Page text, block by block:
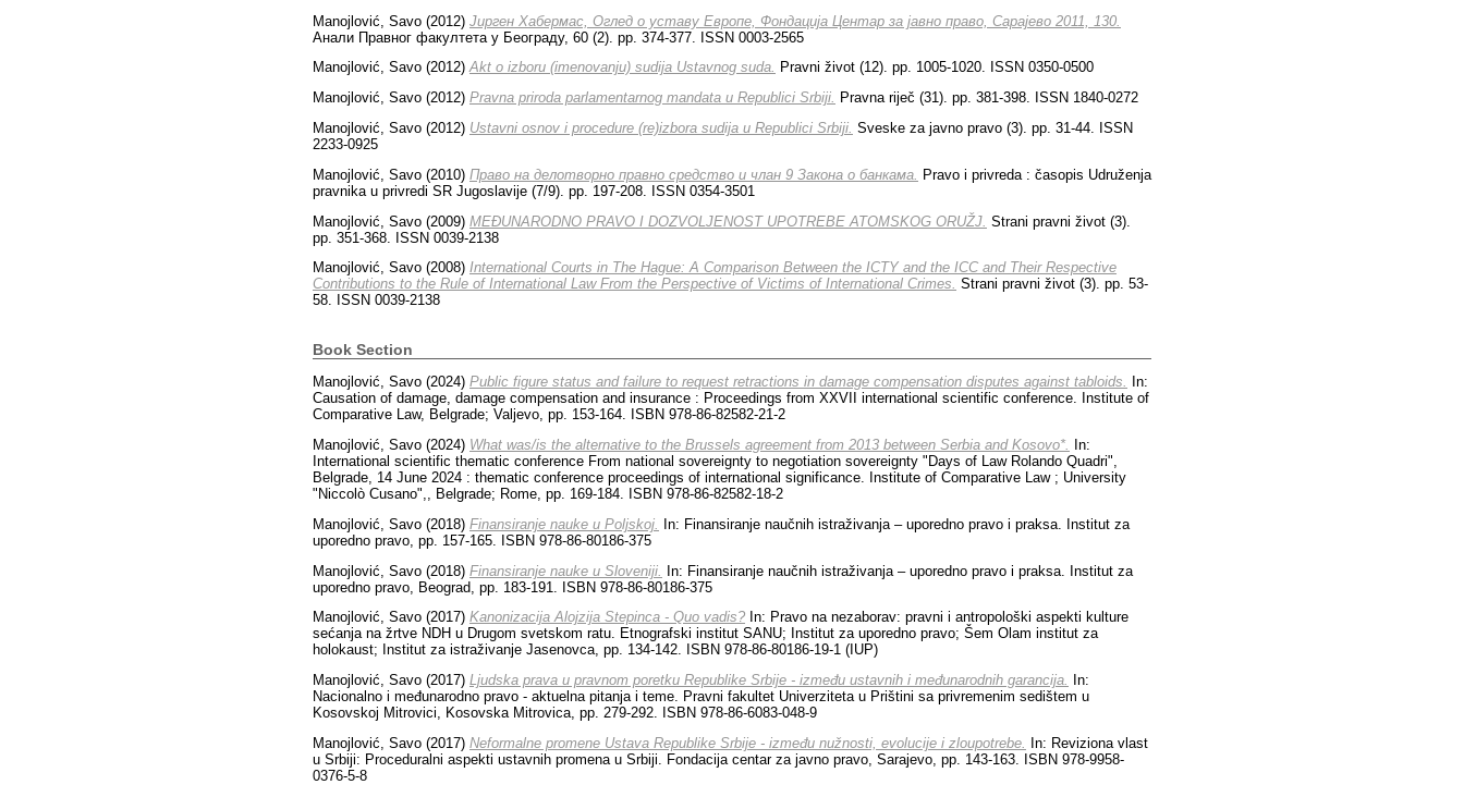
Manojlović, Savo (2012) Јирген Хабермас, Оглед о уставу Европе, Фондација Центар за јавно право, Сарајево 2011, 130.
Анали Правног факултета у Београду, 60 (2). pp. 374-377. ISSN 0003-2565
Manojlović, Savo (2012)Akt o izboru (imenovanju) sudija Ustavnog suda. Pravni život (12). pp. 1005-1020. ISSN 0350-0500
Manojlović, Savo (2012) Pravna priroda parlamentarnog mandata u Republici Srbiji. Pravna riječ (31). pp. 381-398. ISSN 1840-0272
Manojlović, Savo (2012) Ustavni osnov i procedure (re)izbora sudija u Republici Srbiji. Sveske za javno pravo (3). pp. 31-44. ISSN
2233-0925
Manojlović, Savo (2010) Право на делотворно правно средство и члан 9 Закона о банкама. Pravo i privreda : časopis Udruženja
pravnika u privredi SR Jugoslavije (7/9). pp. 197-208. ISSN 0354-3501
Manojlović, Savo (2009) MEĐUNARODNO PRAVO I DOZVOLJENOST UPOTREBE ATOMSKOG ORUŽJ. Strani pravni život (3).
pp. 351-368. ISSN 0039-2138
Manojlović, Savo (2008) International Courts in The Hague: A Comparison Between the ICTY and the ICC and Their Respective
Contributions to the Rule of International Law From the Perspective of Victims of International Crimes. Strani pravni život (3). pp. 53-
58. ISSN 0039-2138
Book Section
Manojlović, Savo (2024) Public figure status and failure to request retractions in damage compensation disputes against tabloids.
In:
Causation of damage, damage compensation and insurance : Proceedings from XXVII international scientific conference. Institute of
Comparative Law, Belgrade; Valjevo, pp. 153-164. ISBN 978-86-82582-21-2
Manojlović, Savo (2024) What was/is the alternative to the Brussels agreement from 2013 between Serbia and Kosovo*.
In:
International scientific thematic conference From national sovereignty to negotiation sovereignty "Days of Law Rolando Quadri",
Belgrade, 14 June 2024 : thematic conference proceedings of international significance. Institute of Comparative Law ; University
"Niccolò Cusano",, Belgrade; Rome, pp. 169-184. ISBN 978-86-82582-18-2
Manojlović, Savo (2018) Finansiranje nauke u Poljskoj. In: Finansiranje naučnih istraživanja – uporedno pravo i praksa. Institut za
uporedno pravo, pp. 157-165. ISBN 978-86-80186-375
Manojlović, Savo (2018) Finansiranje nauke u Sloveniji. In: Finansiranje naučnih istraživanja – uporedno pravo i praksa. Institut za
uporedno pravo, Beograd, pp. 183-191. ISBN 978-86-80186-375
Manojlović, Savo (2017) Kanonizacija Alojzija Stepinca - Quo vadis? In: Pravo na nezaborav: pravni i antropološki aspekti kulture
sećanja na žrtve NDH u Drugom svetskom ratu. Etnografski institut SANU; Institut za uporedno pravo; Šem Olam institut za
holokaust; Institut za istraživanje Jasenovca, pp. 134-142. ISBN 978-86-80186-19-1 (IUP)
Manojlović, Savo (2017) Ljudska prava u pravnom poretku Republike Srbije - između ustavnih i međunarodnih garancija.
In:
Nacionalno i međunarodno pravo - aktuelna pitanja i teme. Pravni fakultet Univerziteta u Prištini sa privremenim sedištem u
Kosovskoj Mitrovici, Kosovska Mitrovica, pp. 279-292. ISBN 978-86-6083-048-9
Manojlović, Savo (2017) Neformalne promene Ustava Republike Srbije - između nužnosti, evolucije i zloupotrebe.
In: Reviziona vlast
u Srbiji: Proceduralni aspekti ustavnih promena u Srbiji. Fondacija centar za javno pravo, Sarajevo, pp. 143-163. ISBN 978-9958-
0376-5-8